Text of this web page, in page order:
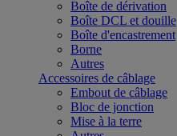
Boîte de dérivation
Boîte DCL et douille
Boîte d'encastrement
Borne
Autres
Accessoires de câblage
Embout de câblage
Bloc de jonction
Mise à la terre